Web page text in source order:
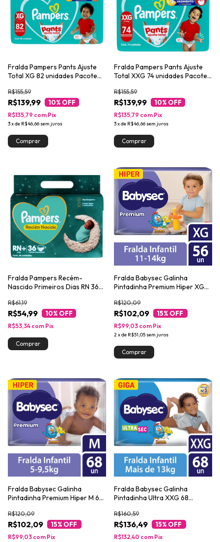
Fralda Pampers Pants Ajuste
Total XG 82 unidades Pacote
R$139,99
R$155,59
10% OFF
3xde R$46,66 sem juros
R$135,79 com Pix
Fralda Pampers Pants Ajuste
Total XXG 74 unidades Pacote
R$139,99
R$155,59
10% OFF
3xde R$46,66 sem juros
R$135,79 com Pix
Fralda Pampers Recém-
Nascido Primeiros Dias RN 36
R$54,99
R$61,19
10% OFF
R$53,34 com Pix
Fralda Babysec Galinha
Pintadinha Premium Hiper XG
R$102,09
R$120,09
15% OFF
2xde R$51,05 sem juros
R$99,03 com Pix
Fralda Babysec Galinha
Pintadinha Premium Hiper M 68
R$102,09
R$120,09
15% OFF
R$99,03 com Pix
Fralda Babysec Galinha
Pintadinha Ultra XXG 68
R$136,49
R$160,59
15% OFF
R$132,40 com Pix